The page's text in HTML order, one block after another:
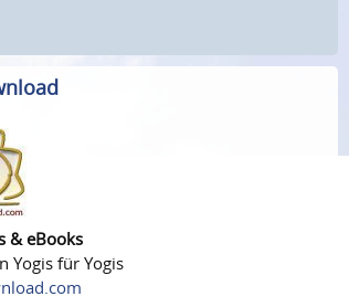
& eBooks
Yogis für Yogis